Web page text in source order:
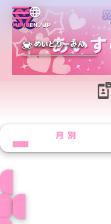
MENUEN／JP
めいどりーみん
月別